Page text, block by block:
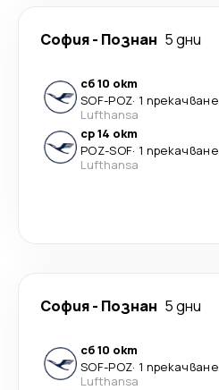
София- Познан 5 дни
сб 10 окт
SOF-POZ· 1 прекачване
Lufthansa
ср 14 окт
POZ-SOF· 1 прекачване
Lufthansa
София- Познан 5 дни
сб 10 окт
SOF-POZ· 1 прекачване
Lufthansa